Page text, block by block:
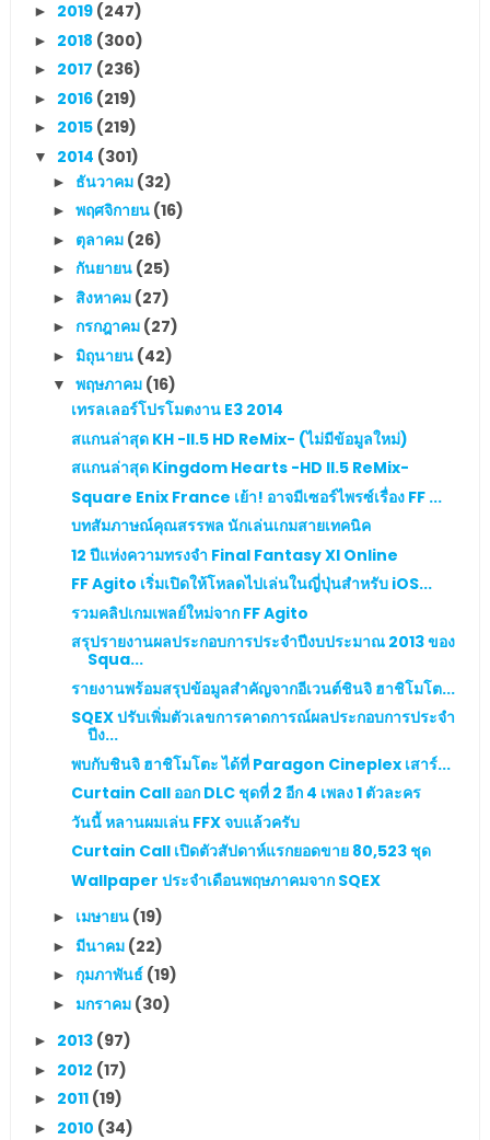
► 2019 (247)
► 2018 (300)
► 2017 (236)
► 2016 (219)
► 2015 (219)
▼ 2014 (301)
► ธันวาคม (32)
► พฤศจิกายน (16)
► ตุลาคม (26)
► กันยายน (25)
► สิงหาคม (27)
► กรกฎาคม (27)
► มิถุนายน (42)
▼ พฤษภาคม (16)
เทรลเลอร์โปรโมตงาน E3 2014
สแกนล่าสุด KH -II.5 HD ReMix- (ไม่มีข้อมูลใหม่)
สแกนล่าสุด Kingdom Hearts -HD II.5 ReMix-
Square Enix France เย้า! อาจมีเซอร์ไพรซ์เรื่อง FF ...
บทสัมภาษณ์คุณสรรพล นักเล่นเกมสายเทคนิค
12 ปีแห่งความทรงจำ Final Fantasy XI Online
FF Agito เริ่มเปิดให้โหลดไปเล่นในญี่ปุ่นสำหรับ iOS...
รวมคลิปเกมเพลย์ใหม่จาก FF Agito
สรุปรายงานผลประกอบการประจำปีงบประมาณ 2013 ของ
Squa...
รายงานพร้อมสรุปข้อมูลสำคัญจากอีเวนต์ชินจิ ฮาชิโมโต...
SQEX ปรับเพิ่มตัวเลขการคาดการณ์ผลประกอบการประจำ
ปีง...
พบกับชินจิ ฮาชิโมโตะ ได้ที่ Paragon Cineplex เสาร์...
Curtain Call ออก DLC ชุดที่ 2 อีก 4 เพลง 1 ตัวละคร
วันนี้ หลานผมเล่น FFX จบแล้วครับ
Curtain Call เปิดตัวสัปดาห์แรกยอดขาย 80,523 ชุด
Wallpaper ประจำเดือนพฤษภาคมจาก SQEX
► เมษายน (19)
► มีนาคม (22)
► กุมภาพันธ์ (19)
► มกราคม (30)
► 2013 (97)
► 2012 (17)
► 2011 (19)
► 2010 (34)